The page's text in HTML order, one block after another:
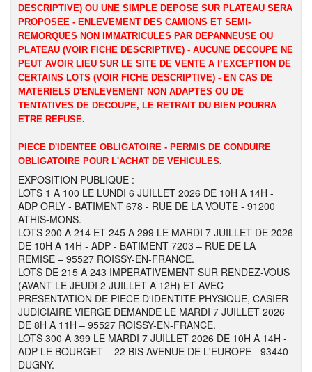
DESCRIPTIVE) OU UNE SIMPLE DEPOSE SUR PLATEAU SERA
PROPOSEE - ENLEVEMENT DES CAMIONS ET SEMI-
REMORQUES NON IMMATRICULES PAR DEPANNEUSE OU
PLATEAU (VOIR FICHE DESCRIPTIVE) - AUCUNE DECOUPE NE
PEUT AVOIR LIEU SUR LE SITE DE VENTE A l’EXCEPTION DE
CERTAINS LOTS (VOIR FICHE DESCRIPTIVE) - EN CAS DE
MATERIELS D'ENLEVEMENT NON ADAPTES OU DE
TENTATIVES DE DECOUPE, LE RETRAIT DU BIEN POURRA
ETRE REFUSE.
PIECE D'IDENTEE OBLIGATOIRE - PERMIS DE CONDUIRE
OBLIGATOIRE POUR L'ACHAT DE VEHICULES.
EXPOSITION PUBLIQUE :
LOTS 1 A 100 LE LUNDI 6 JUILLET 2026 DE 10H A 14H -
ADP ORLY - BATIMENT 678 - RUE DE LA VOUTE - 91200
ATHIS-MONS.
LOTS 200 A 214 ET 245 A 299 LE MARDI 7 JUILLET DE 2026
DE 10H A 14H - ADP - BATIMENT 7203 – RUE DE LA
REMISE – 95527 ROISSY-EN-FRANCE.
LOTS DE 215 A 243 IMPERATIVEMENT SUR RENDEZ-VOUS
(AVANT LE JEUDI 2 JUILLET A 12H) ET AVEC
PRESENTATION DE PIECE D'IDENTITE PHYSIQUE, CASIER
JUDICIAIRE VIERGE DEMANDE LE MARDI 7 JUILLET 2026
DE 8H A 11H – 95527 ROISSY-EN-FRANCE.
LOTS 300 A 399 LE MARDI 7 JUILLET 2026 DE 10H A 14H -
ADP LE BOURGET – 22 BIS AVENUE DE L'EUROPE - 93440
DUGNY.